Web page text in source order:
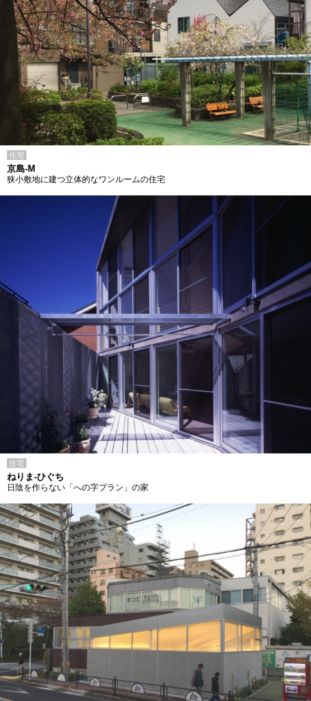
住宅
京島-M
狭小敷地に建つ立体的なワンルームの住宅
住宅
ねりま-ひぐち
日陰を作らない「への字プラン」の家